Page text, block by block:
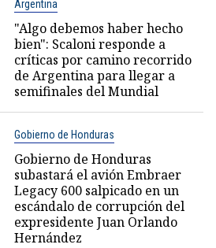
Argentina
"Algo debemos haber hecho
bien": Scaloni responde a
críticas por camino recorrido
de Argentina para llegar a
semifinales del Mundial
Gobierno de Honduras
Gobierno de Honduras
subastará el avión Embraer
Legacy 600 salpicado en un
escándalo de corrupción del
expresidente Juan Orlando
Hernández